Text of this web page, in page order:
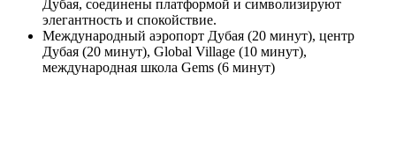
Дубая, соединены платформой и символизируют
элегантность и спокойствие.
Международный аэропорт Дубая (20 минут), центр
Дубая (20 минут), Global Village (10 минут),
международная школа Gems (6 минут)